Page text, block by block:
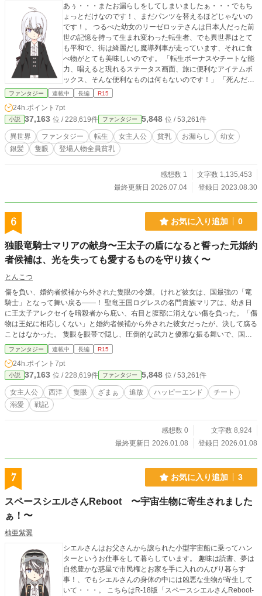
あぅ・・・またお漏らしをしてしまいましたぁ・・・でもち
ょっとだけなのです！、まだパンツを替えるほどじゃないの
です！。 つるぺた幼女のリーゼロッテさんは日本人だった前
世の記憶を持って生まれ変わった転生者、でも異世界はとて
も平和で、街は綺麗だし魔導列車が走っています、それに食
べ物がとても美味しいのです。 「転生ボーナスやチートな能
力、唱えると現れるステータス画面、旅に便利なアイテムボ
ックス、そんな便利なものは何もないのです！」 「死んだ後
に出てくる筈の怪しい神様にも会ってない！、契約してくれ
で居ないの？、ちょっと待ってよ・・・」 そんな不満を呟き
ながら、リーゼロッテさんは優しい家族に愛されて今日も優
雅な引きこもり生活のために頑張るのです！。 ※「小説家に
なろう」「カクヨム」にも投稿しています。 ※イラストはC
HARAT GENESISで作成しました。 https://charat.me/genesis
ファンタジー 連載中 長編 R15
24h.ポイント 7pt
小説 37,163 位 / 228,619件 ファンタジー 5,848 位 / 53,261件
異世界 ファンタジー 転生 女主人公 貧乳 お漏らし
幼女
銀髪
隻眼 登場人物全員貧乳
感想数 1
文字数 1,135,453
最終更新日 2026.07.04
登録日 2023.08.30
6 お気に入り追加 0
独眼竜騎士マリアの献身〜王太子の盾になると誓った元婚約
者候補は、光を失っても愛するものを守り抜く〜
とんこつ
傷を負い、婚約者候補から外された隻眼の令嬢。 けれど彼女は、国最強の「竜
騎士」となって舞い戻る――！ 聖竜王国ログレスの名門貴族マリアは、幼き日
に王太子アレクセイを暗殺者から庇い、右目と腹部に消えない傷を負った。「傷
物は王妃に相応しくない」と婚約者候補から外された彼女だったが、決して腐る
ことはなかった。 隻眼を眼帯で隠し、圧倒的な武力と優雅な振る舞いで、国を
守る「独眼竜騎士」となったのだ。 「国の為、王家の為、殿下の為に、この身
が盾になるなら安いものですわ」 しかし、新たに現れた隣国の王女エリザベー
トにより、マリアは理不尽な選択を迫られる。 「騎士を辞めるか、辺境の最前
線へ消えるか。…それとも」 愛する王太子と国の未来を守るため、マリアは自
ら辺境行きを選ぶ。 それは、最強の破壊本能を持つ「竜還り」の皇子との、国
を賭けた戦いの始まりだった。 ※隻眼の女騎士が、有能な従者（猫被りメイド
＆毒舌インテリ副官）と共に、敵や理不尽を実力でねじ伏せ、光を失ってでも愛
ファンタジー 連載中 長編 R15
24h.ポイント 7pt
小説 37,163 位 / 228,619件 ファンタジー 5,848 位 / 53,261件
女主人公 西洋 隻眼 ざまぁ 追放 ハッピーエンド
チート
溺愛
戦記
感想数 0
文字数 8,924
最終更新日 2026.01.08
登録日 2026.01.08
7 お気に入り追加 3
スペースシエルさんReboot 〜宇宙生物に寄生されました
ぁ！〜
柚亜紫翼
シエルさんはお父さんから譲られた小型宇宙船に乗ってハン
ターというお仕事をして暮らしています。 趣味は読書、夢は
自然豊かな惑星で市民権とお家を手に入れのんびり暮らす
事！、でもシエルさんの身体の中には凶悪な生物が寄生して
いて・・・。 こちらはR-18版「スペースシエルさんReboot-